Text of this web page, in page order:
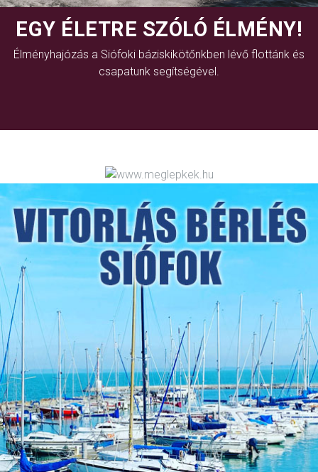
EGY ÉLETRE SZÓLÓ ÉLMÉNY!
Élményhajózás a Siófoki báziskikötőnkben lévő flottánk és
csapatunk segítségével.